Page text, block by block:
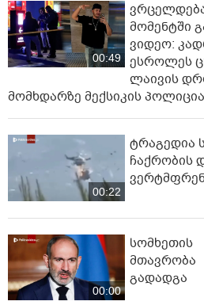
00:49
მომენტში
ვიდეო:
ესროლეს
ლაივის
მომხდარზე მექსიკის პოლიცია
00:22
ტრაგედია
ჩაქრობის
00:00
სომხეთის
მთავრობა
გადადგა